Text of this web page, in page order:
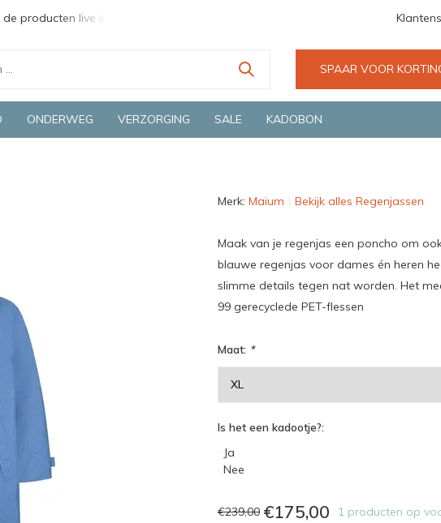
de producten live in onze winkel in Deventer Groene en snelle bezorging
SPAAR VOOR
ONDERWEG VERZORGING SALE KADOBON
Merk: Maium Bekijk alles Regenjassen
Maak van je regenjas een poncho om
blauwe regenjas voor dames én heren
slimme details tegen nat worden. Het
99 gerecyclede PET-flessen
Maat: *
Is het een kadootje?:
Ja
Nee
€239,00 €175,00 1 producten op